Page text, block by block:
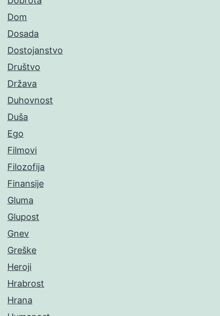
Dom
Dosada
Dostojanstvo
Društvo
Država
Duhovnost
Duša
Ego
Filmovi
Filozofija
Finansije
Gluma
Glupost
Gnev
Greške
Heroji
Hrabrost
Hrana